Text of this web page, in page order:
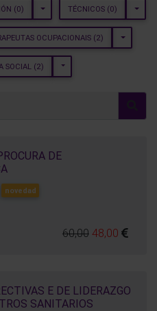
(0) TOGGLE DROPDOWN
TÉCNICOS (0)
OCUPACIONAIS (2) TOGGLE
SOCIAL (2) TOGGLE DROPDOWN
DE
novedad
60,00 48,00
E DE LIDERAZGO
SANITARIOS